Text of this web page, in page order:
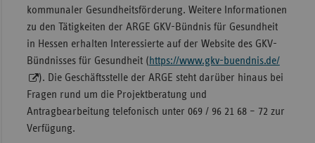
kommunaler Gesundheitsförderung. Weitere Informationen
zu den Tätigkeiten der ARGE GKV-Bündnis für Gesundheit
in Hessen erhalten Interessierte auf der Website des GKV-
Bündnisses für Gesundheit (https://www.gkv-buendnis.de/
). Die Geschäftsstelle der ARGE steht darüber hinaus bei
Fragen rund um die Projektberatung und
Antragbearbeitung telefonisch unter 069 / 96 21 68 – 72 zur
Verfügung.